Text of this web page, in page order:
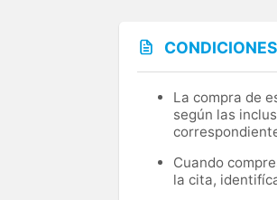
CONDICIONES
La compra de
según las
Cuando
la cita,